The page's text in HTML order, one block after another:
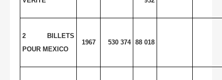
2 BILLETS
POUR MEXICO
1967 530 374 88 018